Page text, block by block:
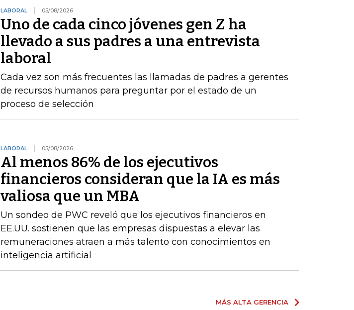
LABORAL 05/08/2026
Uno de cada cinco jóvenes gen Z ha
llevado a sus padres a una entrevista
laboral
Cada vez son más frecuentes las llamadas de padres a gerentes
de recursos humanos para preguntar por el estado de un
proceso de selección
LABORAL 05/08/2026
Al menos 86% de los ejecutivos
financieros consideran que la IA es más
valiosa que un MBA
Un sondeo de PWC reveló que los ejecutivos financieros en
EE.UU. sostienen que las empresas dispuestas a elevar las
remuneraciones atraen a más talento con conocimientos en
inteligencia artificial
MÁS ALTA GERENCIA